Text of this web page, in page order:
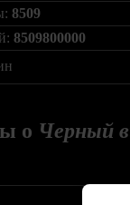
8509
8509800000
о Черный